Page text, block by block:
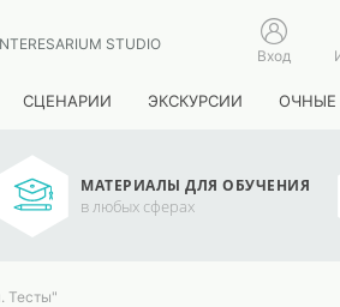
STUDIO
Вход
СЦЕНАРИИ ЭКСКУРСИИ ОЧНЫЕ
МАТЕРИАЛЫ ДЛЯ ОБУЧЕНИЯ
в любых сферах
Тесты"